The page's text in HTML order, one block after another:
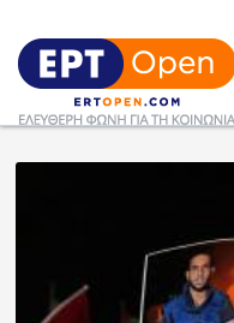
Ελλάδα
Κοινωνία